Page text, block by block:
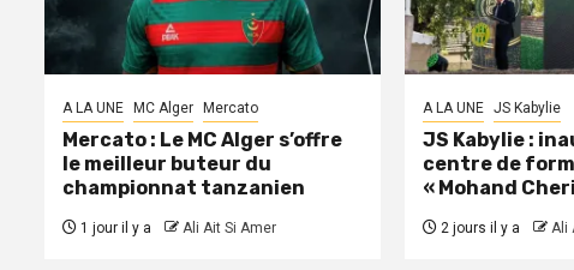
A LA UNE MC Alger Mercato
Mercato : Le MC Alger s’offre
le meilleur buteur du
championnat tanzanien
1 jour il y a Ali Ait Si Amer
A LA UNE JS Kabylie
JS Kabylie :
centre de
« Mohand
2 jours il y a Ali